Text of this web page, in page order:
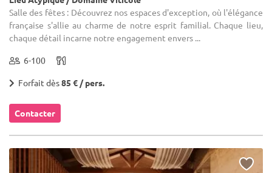
Salle des fêtes : Découvrez nos espaces d'exception, où l'élégance
française s'allie au charme de notre esprit familial. Chaque lieu,
chaque détail incarne notre engagement envers ...
6-100
Forfait dès85 € / pers.
Contacter